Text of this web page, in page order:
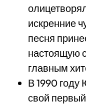
искренние
песня
настоящую
главным
В 1990
свой